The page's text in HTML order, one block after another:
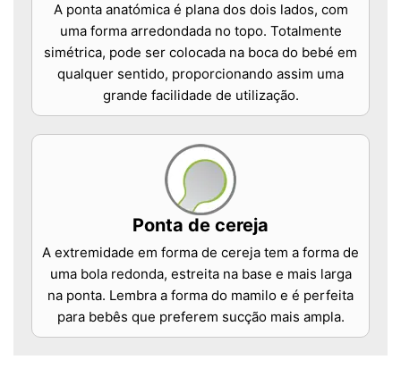
A ponta anatómica é plana dos dois lados, com
uma forma arredondada no topo. Totalmente
simétrica, pode ser colocada na boca do bebé em
qualquer sentido, proporcionando assim uma
grande facilidade de utilização.
Ponta de cereja
A extremidade em forma de cereja tem a forma de
uma bola redonda, estreita na base e mais larga
na ponta. Lembra a forma do mamilo e é perfeita
para bebês que preferem sucção mais ampla.